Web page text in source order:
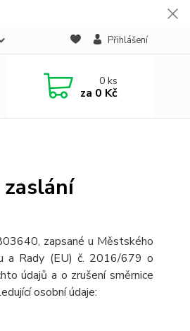
Přihlášení
0ks
za 0 Kč
zapsané u Městského
a Rady (EU) č. 2016/679 o
údajů a o zrušení směrnice
osobní údaje: